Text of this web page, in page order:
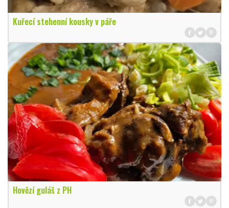
Kuřecí stehenní kousky v páře
Hovězí guláš z PH